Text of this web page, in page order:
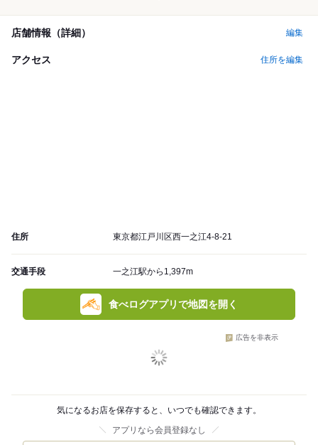
店舗情報（詳細） 編集
アクセス 住所を編集
住所 東京都江戸川区西一之江4-8-21
交通手段 一之江駅から1,397m
食べログアプリで地図を開く
広告を非表示
気になるお店を保存すると、いつでも確認できます。
アプリなら会員登録なし